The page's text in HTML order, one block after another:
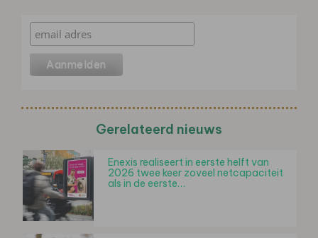
Gerelateerd nieuws
Enexis realiseert in eerste helft van
2026 twee keer zoveel netcapaciteit
als in de eerste…